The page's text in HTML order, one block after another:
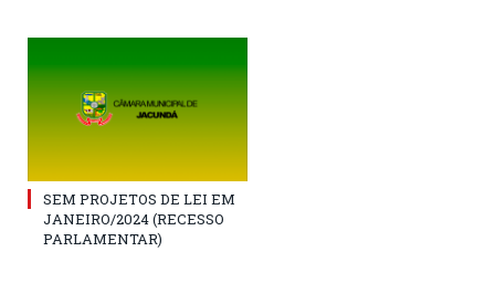
SEM PROJETOS DE LEI EM
JANEIRO/2024 (RECESSO
PARLAMENTAR)